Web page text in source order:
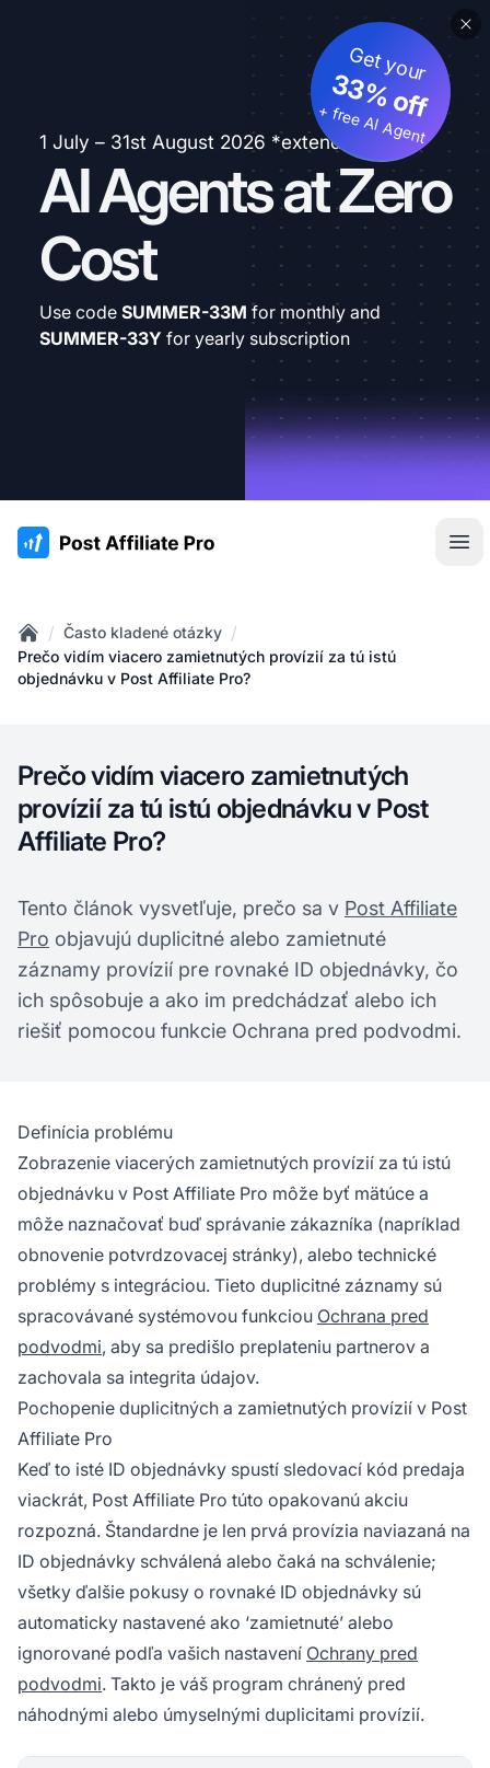
1 July – 31st August 2026 *extended
AI Agents at Zero
Cost
Get your
33% off
+ free AI Agent
Use code SUMMER-33M for monthly and
SUMMER-33Y for yearly subscription
:site.title
Home
/ Často kladené otázky /
Prečo vidím viacero zamietnutých provízií za tú istú
objednávku v Post Affiliate Pro?
Prečo vidím viacero zamietnutých
provízií za tú istú objednávku v Post
Affiliate Pro?
Tento článok vysvetľuje, prečo sa v Post Affiliate
Pro objavujú duplicitné alebo zamietnuté
záznamy provízií pre rovnaké ID objednávky, čo
ich spôsobuje a ako im predchádzať alebo ich
riešiť pomocou funkcie Ochrana pred podvodmi.
Definícia problému
Zobrazenie viacerých zamietnutých provízií za tú istú
objednávku v Post Affiliate Pro môže byť mätúce a
môže naznačovať buď správanie zákazníka (napríklad
obnovenie potvrdzovacej stránky), alebo technické
problémy s integráciou. Tieto duplicitné záznamy sú
spracovávané systémovou funkciou Ochrana pred
podvodmi, aby sa predišlo preplateniu partnerov a
zachovala sa integrita údajov.
Pochopenie duplicitných a zamietnutých provízií v Post
Affiliate Pro
Keď to isté ID objednávky spustí sledovací kód predaja
viackrát, Post Affiliate Pro túto opakovanú akciu
rozpozná. Štandardne je len prvá provízia naviazaná na
ID objednávky schválená alebo čaká na schválenie;
všetky ďalšie pokusy o rovnaké ID objednávky sú
automaticky nastavené ako ‘zamietnuté’ alebo
ignorované podľa vašich nastavení Ochrany pred
podvodmi. Takto je váš program chránený pred
náhodnými alebo úmyselnými duplicitami provízií.